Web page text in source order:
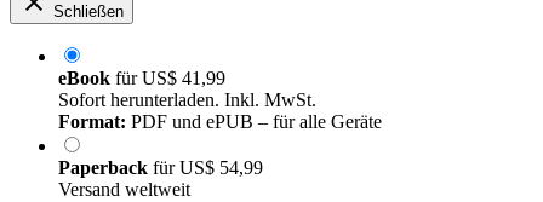
Schließen
eBook fürUS$ 41,99
Sofort herunterladen. Inkl. MwSt.
Format: PDF und ePUB – für alle Geräte
Paperback fürUS$ 54,99
Versand weltweit